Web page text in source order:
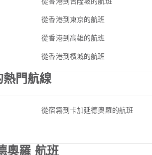
從香港到東京的航班
從香港到高雄的航班
從香港到檳城的航班
門航線
從宿霧到卡加延德奧羅的航班
奧羅 航班